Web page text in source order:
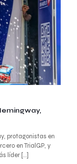
protagonistas en
en TrialGP, y
líder […]